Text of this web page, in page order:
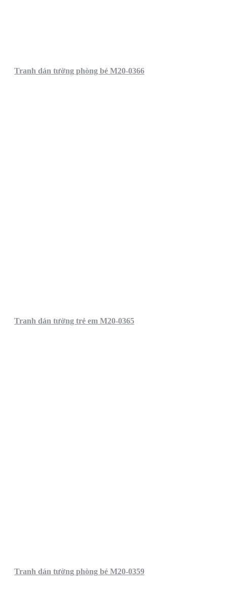
Tranh dán tường phòng bé M20-0366
Tranh dán tường trẻ em M20-0365
Tranh dán tường phòng bé M20-0359